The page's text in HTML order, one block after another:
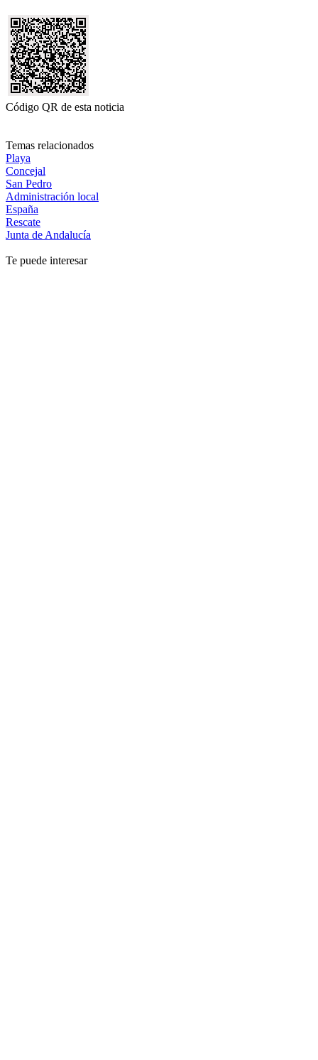
Código QR de esta noticia
Temas relacionados
Playa
Concejal
San Pedro
Administración local
España
Rescate
Junta de Andalucía
Te puede interesar